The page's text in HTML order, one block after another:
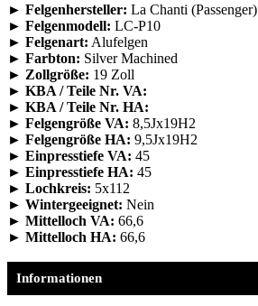
► Felgenhersteller: La Chanti (Passenger)
► Felgenmodell: LC-P10
► Felgenart: Alufelgen
► Farbton: Silver Machined
► Zollgröße: 19 Zoll
► KBA / Teile Nr. VA:
► KBA / Teile Nr. HA:
► Felgengröße VA: 8,5Jx19H2
► Felgengröße HA: 9,5Jx19H2
► Einpresstiefe VA: 45
► Einpresstiefe HA: 45
► Lochkreis: 5x112
► Wintergeeignet: Nein
► Mittelloch VA: 66,6
► Mittelloch HA: 66,6
Informationen